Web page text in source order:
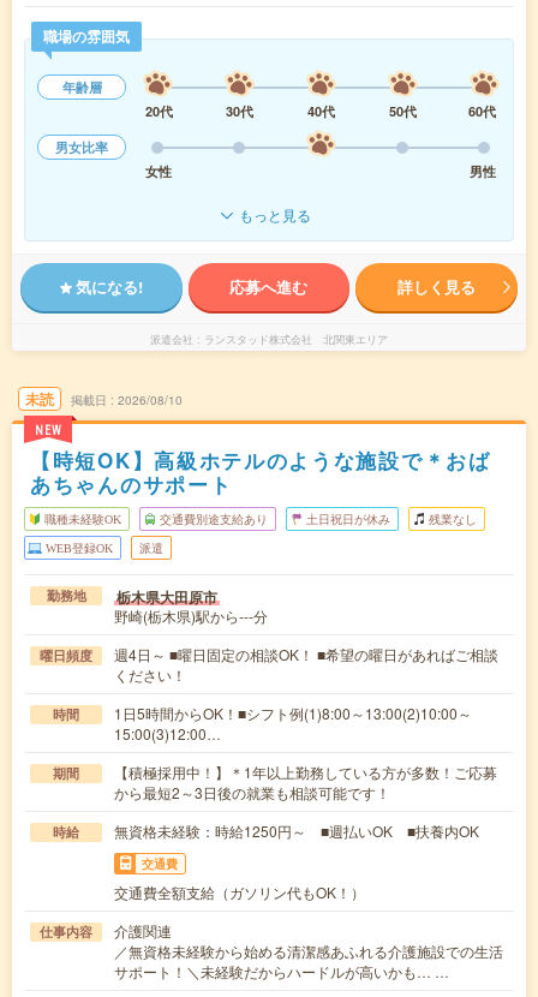
職場の雰囲気
年齢層
20代
30代 40代 50代
60代
男女比率
女性
男性
もっと見る
気になる! 応募へ進む 詳しく見る
派遣会社 ランスタッド株式会社 北関東エリア
未読
NEW
掲載日 2026/08/10
【時短OK】高級ホテルのような施設で＊おば
あちゃんのサポート
職種未経験OK 交通費別途支給あり 土日祝日が休み 残業なし
WEB登録OK 派遣
勤務地 栃木県大田原市
野崎(栃木県)駅から---分
曜日頻度
週4日～ ■曜日固定の相談OK！ ■希望の曜日があればご相談
ください！
時間
1日5時間からOK！■シフト例(1)8:00～13:00(2)10:00～
15:00(3)12:00…
期間
【積極採用中！】＊1年以上勤務している方が多数！ご応募
から最短2～3日後の就業も相談可能です！
時給 無資格未経験：時給1250円～ ■週払いOK ■扶養内OK
交通費
交通費全額支給（ガソリン代もOK！）
仕事内容
介護関連
／無資格未経験から始める清潔感あふれる介護施設での生活
サポート！＼未経験だからハードルが高いかも… …